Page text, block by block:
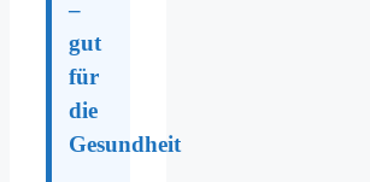
–
gut
für
die
Gesundheit